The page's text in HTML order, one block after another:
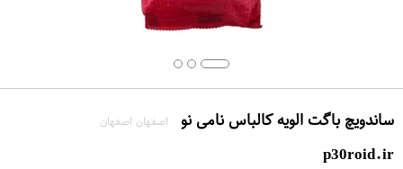
ساندویچ باگت الویه کالباس نامی نو اصفهان اصفهان
p30roid.ir